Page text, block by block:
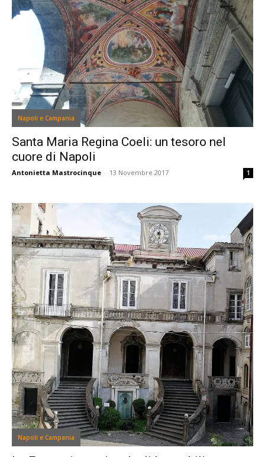
Napoli e Campania
Santa Maria Regina Coeli: un tesoro nel
cuore di Napoli
Antonietta Mastrocinque - 13 Novembre 2017 1
Napoli e Campania